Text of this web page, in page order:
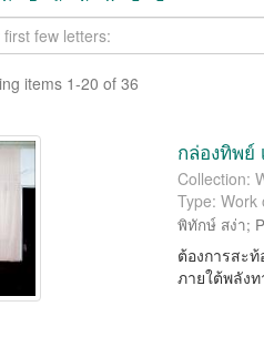
items 1-20 of 36
กล่องทิพย์
Collection:
Type: Work
พิทักษ์ สง่า;
ต้องการสะ
ภายใต้พลัง